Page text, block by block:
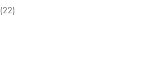
(22)